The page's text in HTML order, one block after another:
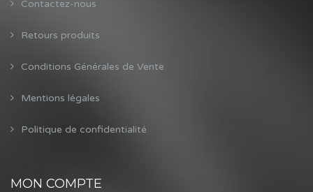
Contactez-nous
Retours produits
Conditions Générales de Vente
Mentions légales
Politique de confidentialité
MON COMPTE